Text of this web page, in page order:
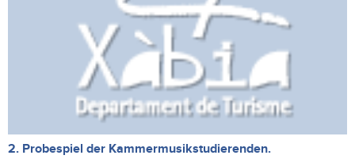
2. Probespiel der Kammermusikstudierenden.